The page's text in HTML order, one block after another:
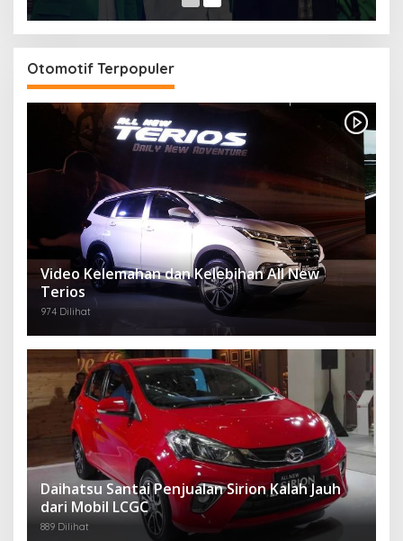
Otomotif Terpopuler
Video Kelemahan dan Kelebihan All New
Terios
974 Dilihat
Daihatsu Santai Penjualan Sirion Kalah Jauh
dari Mobil LCGC
889 Dilihat